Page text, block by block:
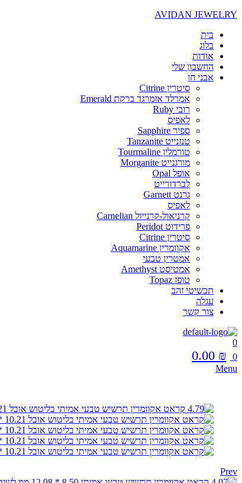
AVIDAN JEWELRY
בית
בלוג
אודות
החשבון שלי
אבני חן
סיטרין Citrine
אמרלד אזמרגד ברקת Emerald
רובי Ruby
לאפיס
ספיר Sapphire
טנזנייט Tanzanite
טורמלין Tourmaline
מורגנייט Morganite
אופל Opal
לברדורייט
גרנט Garnett
לאפיס
קרניאול-קרנייול Carnelian
פרידוט Peridot
סיטרין Citrine
אקוומרין Aquamarine
אמטרין טבעי
אמטיסט Amethyst
טופז Topaz
תכשיטי זהב
עגלה
צור קשר
0
0
0.00 ₪
Menu
Prev